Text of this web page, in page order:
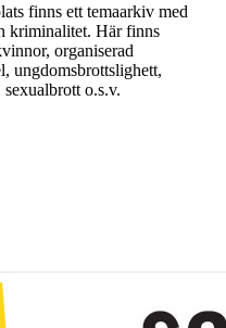
finns ett temaarkiv med
kriminalitet. Här finns
organiserad
ungdomsbrottslighett,
o.s.v.